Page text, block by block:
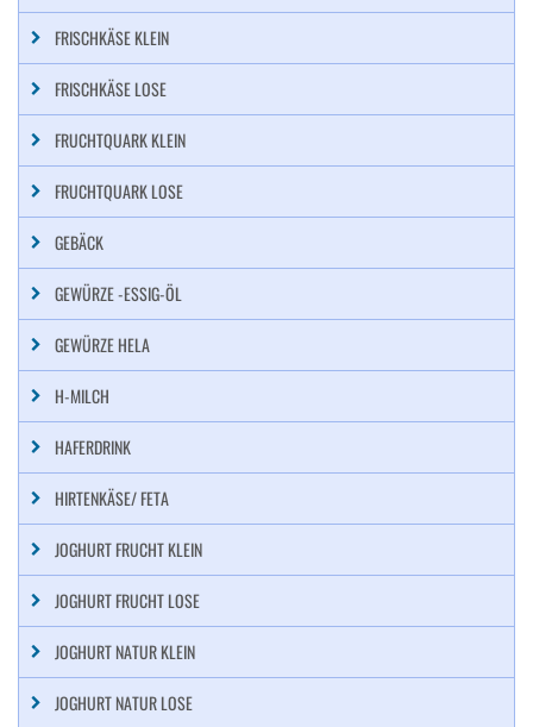
FRISCHKÄSE KLEIN
FRISCHKÄSE LOSE
FRUCHTQUARK KLEIN
FRUCHTQUARK LOSE
GEBÄCK
GEWÜRZE -ESSIG-ÖL
GEWÜRZE HELA
H-MILCH
HAFERDRINK
HIRTENKÄSE/ FETA
JOGHURT FRUCHT KLEIN
JOGHURT FRUCHT LOSE
JOGHURT NATUR KLEIN
JOGHURT NATUR LOSE